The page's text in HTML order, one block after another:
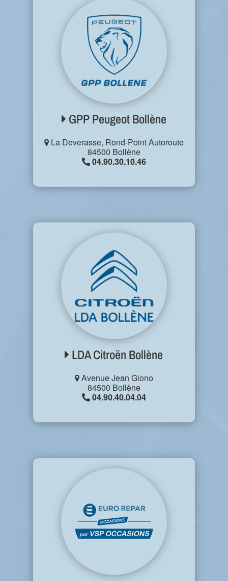
GPP Peugeot Bollène
La Deverasse, Rond-Point Autoroute
84500 Bollène
04.90.30.10.46
LDA Citroën Bollène
Avenue Jean Giono
84500 Bollène
04.90.40.04.04